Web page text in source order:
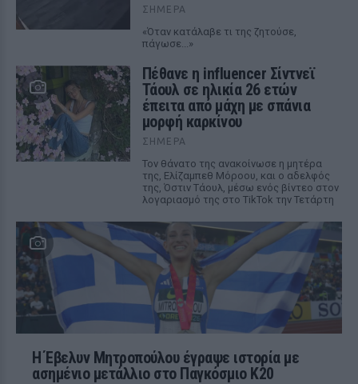
ΣΉΜΕΡΑ
«Όταν κατάλαβε τι της ζητούσε,
πάγωσε...»
Πέθανε η influencer Σίντνεϊ
Τάουλ σε ηλικία 26 ετών
έπειτα από μάχη με σπάνια
μορφή καρκίνου
ΣΉΜΕΡΑ
Τον θάνατο της ανακοίνωσε η μητέρα
της, Ελίζαμπεθ Μόροου, και ο αδελφός
της, Όστιν Τάουλ, μέσω ενός βίντεο στον
λογαριασμό της στο TikTok την Τετάρτη
Η Έβελυν Μητροπούλου έγραψε ιστορία με
ασημένιο μετάλλιο στο Παγκόσμιο Κ20